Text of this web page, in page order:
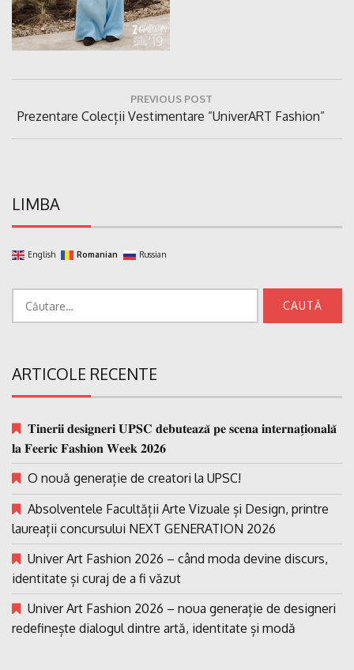
articole
PREVIOUS POST
Previous
Post:
Prezentare Colecții Vestimentare ”UniverART Fashion”
LIMBA
English Romanian Russian
ARTICOLE RECENTE
𝐓𝐢𝐧𝐞𝐫𝐢𝐢 𝐝𝐞𝐬𝐢𝐠𝐧𝐞𝐫𝐢 𝐔𝐏𝐒𝐂 𝐝𝐞𝐛𝐮𝐭𝐞𝐚𝐳𝐚̆ 𝐩𝐞 𝐬𝐜𝐞𝐧𝐚 𝐢𝐧𝐭𝐞𝐫𝐧𝐚𝐭̗𝐢𝐨𝐧𝐚𝐥𝐚̆
𝐥𝐚 𝐅𝐞𝐞𝐫𝐢𝐜 𝐅𝐚𝐬𝐡𝐢𝐨𝐧 𝐖𝐞𝐞𝐤 𝟐𝟎𝟐𝟔
O nouă generație de creatori la UPSC!
Absolventele Facultății Arte Vizuale și Design, printre
laureații concursului NEXT GENERATION 2026
Univer Art Fashion 2026 – când moda devine discurs,
identitate și curaj de a fi văzut
Univer Art Fashion 2026 – noua generație de designeri
redefinește dialogul dintre artă, identitate și modă